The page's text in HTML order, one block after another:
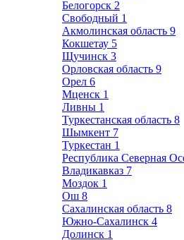
Белогорск 2
Свободный 1
Акмолинская область 9
Кокшетау 5
Щучинск 3
Орловская область 9
Орел 6
Мценск 1
Ливны 1
Туркестанская область 8
Шымкент 7
Туркестан 1
Республика Северная
Владикавказ 7
Моздок 1
Ош 8
Сахалинская область 8
Южно-Сахалинск 4
Долинск 1